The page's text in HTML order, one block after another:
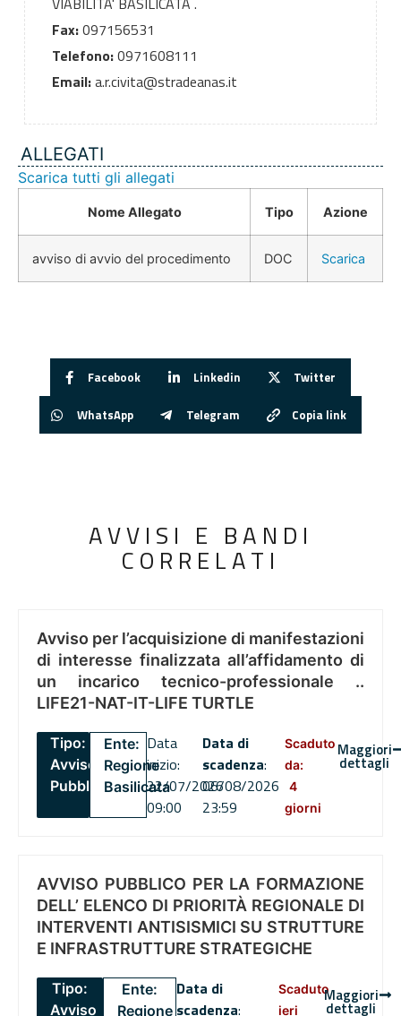
Fax:097156531
Telefono:0971608111
Email:a.r.civita@stradeanas.it
ALLEGATI
Scarica tutti gli allegati
Nome Allegato Tipo Azione
avviso di avvio del procedimento DOC Scarica
Facebook Linkedin Twitter
WhatsApp Telegram Copia link
AVVISI E BANDI
CORRELATI
Avviso per l’acquisizione di manifestazioni
di interesse finalizzata all’affidamento di
un incarico tecnico-professionale ..
LIFE21-NAT-IT-LIFE TURTLE
Tipo:
Avviso
Pubblico
Ente:
Regione
Basilicata
Data
inizio:
22/07/2026
09:00
Data di
scadenza:
06/08/2026
23:59
Scaduto
da:
4
giorni
Maggiori
dettagli
AVVISO PUBBLICO PER LA FORMAZIONE
DELL’ ELENCO DI PRIORITÀ REGIONALE DI
INTERVENTI ANTISISMICI SU STRUTTURE
E INFRASTRUTTURE STRATEGICHE
Tipo:
Avviso
Ente:
Regione
Data di
scadenza:
Scaduto
ieri
Maggiori
dettagli